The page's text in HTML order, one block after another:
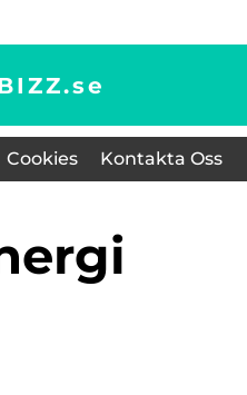
se
Cookies Kontakta Oss